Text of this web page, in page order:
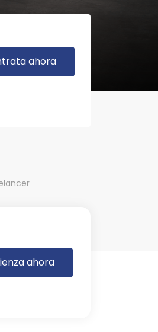
ahora
ahora